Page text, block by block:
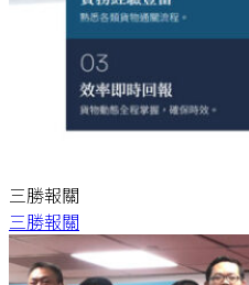
三勝報關
三勝報關